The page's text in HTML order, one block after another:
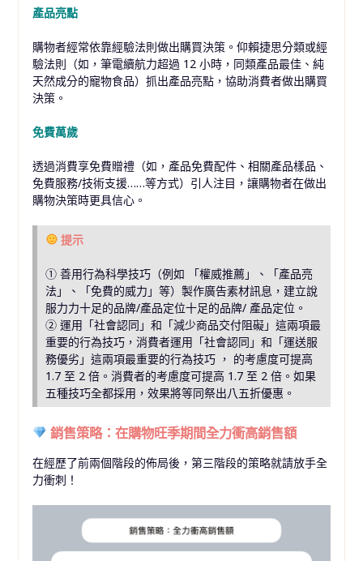
產品亮點
購物者經常依靠經驗法則做出購買決策。仰賴捷思分類或經
驗法則（如，筆電續航力超過 12 小時，同類產品最佳、純
天然成分的寵物食品）抓出產品亮點，協助消費者做出購買
決策。
免費萬歲
透過消費享免費贈禮（如，產品免費配件、相關產品樣品、
免費服務/技術支援……等方式）引人注目，讓購物者在做出
購物決策時更具信心。
提示
① 善用行為科學技巧（例如 「權威推薦」、「產品亮
法」、「免費的威力」等）製作廣告素材訊息，建立說
服力力十足的品牌/產品定位十足的品牌/ 產品定位。
② 運用「社會認同」和「減少商品交付阻礙」這兩項最
重要的行為技巧，消費者運用「社會認同」和「運送服
務優劣」這兩項最重要的行為技巧 ， 的考慮度可提高
1.7 至 2 倍。消費者的考慮度可提高 1.7 至 2 倍。如果
五種技巧全都採用，效果將等同祭出八五折優惠。
銷售策略：在購物旺季期間全力衝高銷售額
在經歷了前兩個階段的佈局後，第三階段的策略就請放手全
力衝刺！